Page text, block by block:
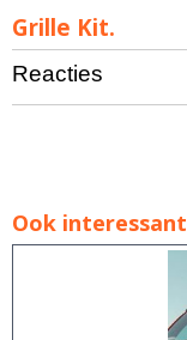
Grille Kit.
Reacties
Ook interessant